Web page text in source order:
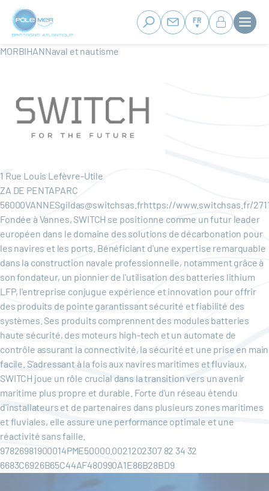
Panneau de gestion des cookies
Aller
contenu
principal
FR
MORBIHANNaval et nautisme
1 Rue Louis Lefèvre-Utile
ZA DE PENTAPARC
56000VANNESgildas@switchsas.frhttps://www.switchsas.fr/
Fondée à Vannes, SWITCH se positionne comme un futur leader
européen dans le domaine des solutions de décarbonation pour
les navires et les ports. Bénéficiant d'une expertise remarquable
dans la construction navale professionnelle, notamment grâce à
son fondateur, un pionnier de l'utilisation des batteries lithium
LFP, l'entreprise conjugue expérience et innovation pour offrir
des produits de pointe garantissant sécurité et fiabilité des
systèmes. Ses produits comprennent des modules batteries
haute sécurité, des moteurs high-tech et un automate de
contrôle assurant la connectivité, la sécurité et une prise en main
facile. S'adressant à la fois aux navires maritimes et fluviaux,
SWITCH joue un rôle crucial dans la transition vers un avenir
maritime plus propre et durable. Forte d'un réseau étendu
d'installateurs et de partenaires dans plusieurs zones maritimes
et fluviales, elle assure une performance optimale et une
réactivité sans faille.
97826981900014PME50000.0021202307 82 34 32
6683C6926B65C44AF480990A1E86B28BD9